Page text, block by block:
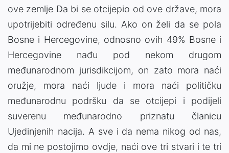
ove zemlje Da bi se otcijepio od ove države, mora
upotrijebiti određenu silu. Ako on želi da se pola
Bosne i Hercegovine, odnosno ovih 49% Bosne i
Hercegovine nađu pod nekom drugom
međunarodnom jurisdikcijom, on zato mora naći
oružje, mora naći ljude i mora naći političku
međunarodnu podršku da se otcijepi i podijeli
suverenu međunarodno priznatu članicu
Ujedinjenih nacija. A sve i da nema nikog od nas,
da mi ne postojimo ovdje, naći ove tri stvari i te tri